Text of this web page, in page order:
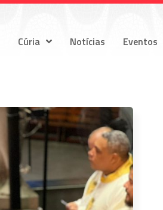
Cúria Notícias Eventos